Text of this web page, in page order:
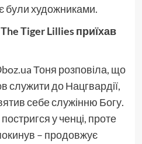
були художниками.
Tiger Lillies приїхав
Тоня розповіла, що
служити до Нацгвардії,
себе служінню Богу.
у ченці, проте
– продовжує